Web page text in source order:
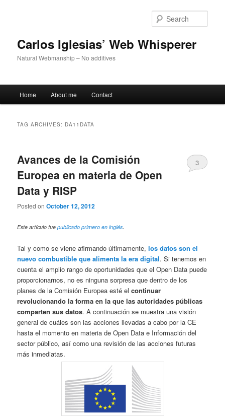
Carlos Iglesias’ Web Whisperer
Natural Webmanship – No additives
Home About me Contact
TAG ARCHIVES: DA11DATA
Avances de la Comisión
Europea en materia de Open
Data y RISP
Posted onOctober 12, 2012
3
Este artículo fuepublicado primero en inglés.
Tal y como se viene afirmando últimamente,los datos son el
nuevo combustible que alimenta la era digital. Si tenemos en
cuenta el amplio rango de oportunidades que el Open Data puede
proporcionarnos, no es ninguna sorpresa que dentro de los
planes de la Comisión Europea esté elcontinuar
revolucionando la forma en la que las autoridades públicas
comparten sus datos. A continuación se muestra una visión
general de cuáles son las acciones llevadas a cabo por la CE
hasta el momento en materia de Open Data e Información del
sector público, así como una revisión de las acciones futuras
más inmediatas.